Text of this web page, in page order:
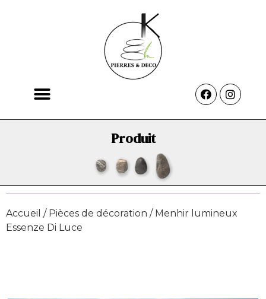
Produit
Accueil / Pièces de décoration / Menhir lumineux
Essenze Di Luce